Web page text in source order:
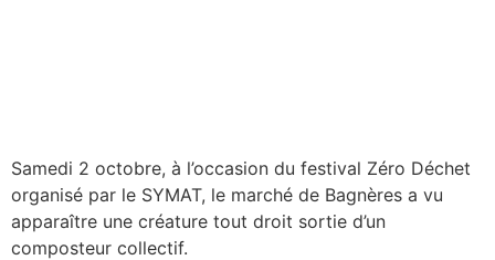
Samedi 2 octobre, à l’occasion du festival Zéro Déchet
organisé par le SYMAT, le marché de Bagnères a vu
apparaître une créature tout droit sortie d’un
composteur collectif.